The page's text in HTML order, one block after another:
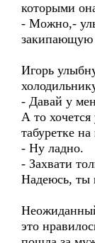
которыми
- Можно,-
закипающую
Игорь
- Давай у
А то
табуретке
- Ну ладно.
- Захвати
Надеюсь, ты
это